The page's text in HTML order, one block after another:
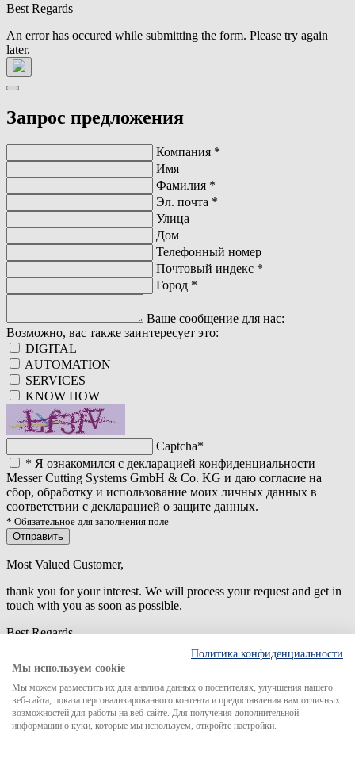
Best Regards
An error has occured while submitting the form. Please try again
later.
Запрос предложения
Компания *
Имя
Фамилия *
Эл. почта *
Улица
Дом
Телефонный номер
Почтовый индекс *
Город *
Ваше сообщение для нас:
Возможно, вас также заинтересует это:
DIGITAL
AUTOMATION
SERVICES
KNOW HOW
Captcha*
* Я ознакомился с декларацией конфиденциальности
Messer Cutting Systems GmbH & Co. KG и даю согласие на
сбор, обработку и использование моих личных данных в
соответствии с декларацией о защите данных.
* Обязательное для заполнения поле
Отправить
Most Valued Customer,
thank you for your interest. We will process your request and get in
touch with you as soon as possible.
Best Regards
An error has occured while submitting the form. Please try again
later.
Политика конфиденциальности
Мы используем cookie
Мы можем разместить их для анализа данных о посетителях, улучшения нашего
веб-сайта, показа персонализированного контента и предоставления вам отличных
возможностей для работы на веб-сайте. Для получения дополнительной
информации о куки, которые мы используем, откройте настройки.